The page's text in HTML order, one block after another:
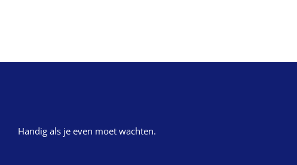
Handig als je even moet wachten.